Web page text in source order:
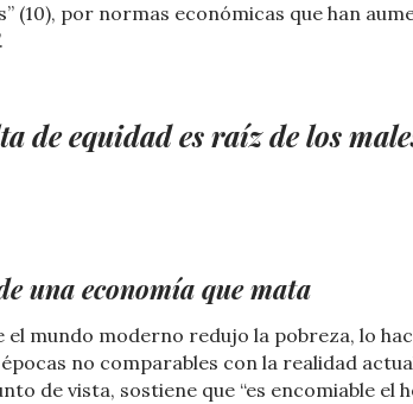
(10), por normas económicas que han
de equidad es raíz de los
una economía que mata
el mundo moderno redujo la pobreza, lo
no comparables con la realidad
de vista, sostiene que “es encomiable el